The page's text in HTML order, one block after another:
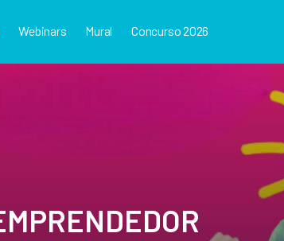
Webinars Mural Concurso 2026